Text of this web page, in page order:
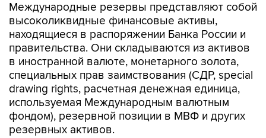
Международные резервы представляют собой
высоколиквидные финансовые активы,
находящиеся в распоряжении Банка России и
правительства. Они складываются из активов
в иностранной валюте, монетарного золота,
специальных прав заимствования (СДР, special
drawing rights, расчетная денежная единица,
используемая Международным валютным
фондом), резервной позиции в МВФ и других
резервных активов.